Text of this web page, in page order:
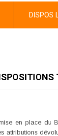
DISPOS
en place du
attributions